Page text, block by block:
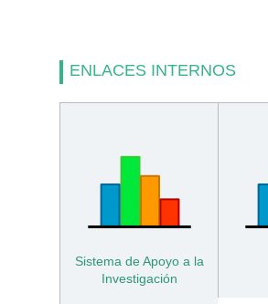
ENLACES INTERNOS
Sistema de Apoyo a la
Investigación